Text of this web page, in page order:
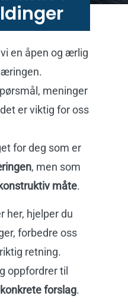
en åpen og ærlig
meninger
er viktig for oss
for deg som er
, men som
konstruktiv måte.
her, hjelper du
forbedre oss
retning.
oppfordrer til
forslag.